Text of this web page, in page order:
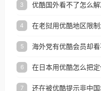
3
4
5
6
7